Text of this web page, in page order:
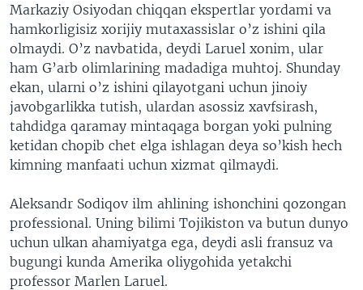
Markaziy Osiyodan chiqqan ekspertlar yordami va
hamkorligisiz xorijiy mutaxassislar o’z ishini qila
olmaydi. O’z navbatida, deydi Laruel xonim, ular
ham G’arb olimlarining madadiga muhtoj. Shunday
ekan, ularni o’z ishini qilayotgani uchun jinoiy
javobgarlikka tutish, ulardan asossiz xavfsirash,
tahdidga qaramay mintaqaga borgan yoki pulning
ketidan chopib chet elga ishlagan deya so’kish hech
kimning manfaati uchun xizmat qilmaydi.
Aleksandr Sodiqov ilm ahlining ishonchini qozongan
professional. Uning bilimi Tojikiston va butun dunyo
uchun ulkan ahamiyatga ega, deydi asli fransuz va
bugungi kunda Amerika oliygohida yetakchi
professor Marlen Laruel.